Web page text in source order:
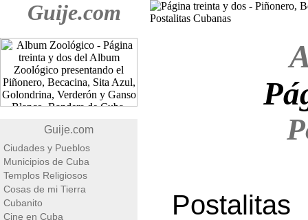
Guije.com
Guije.com
Ciudades y Pueblos
Municipios de Cuba
Templos Religiosos
Cosas de mi Tierra
Cubanito
Cine en Cuba